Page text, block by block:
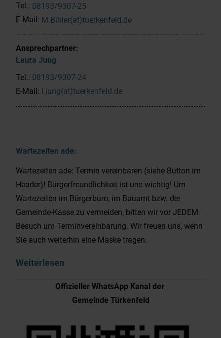
Wartezeiten ade:
Wartezeiten ade: Termin vereinbaren (siehe Button im
Header)! Bürgerfreundlichkeit ist uns wichtig! Um
Wartezeiten im Bürgerbüro, im Bauamt bzw. der
Gemeinde-Kasse zu vermeiden, bitten wir vor JEDEM
Besuch um Terminvereinbarung. Wir freuen uns, wenn
Sie auch weiterhin eine Maske tragen.
Weiterlesen
Offizieller WhatsApp Kanal der
Gemeinde Türkenfeld
Tel.: 08193/9307-25
E-Mail: M.Bihler(at)tuerkenfeld.de
Ansprechpartner:
Laura Jung
Tel.: 08193/9307-24
E-Mail: l.jung(at)tuerkenfeld.de